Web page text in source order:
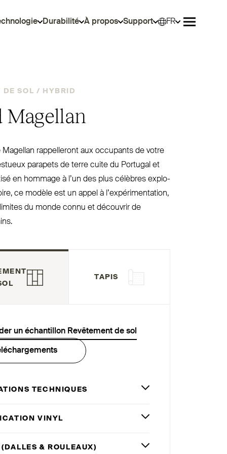
Durabilité À propos Support
FR
DE SOL / HYBRID
Magellan rap­pelleront aux occupants de votre
parapets de terre cuite du Portugal et
en hommage à l’un des plus célèbres explo­
ce modèle est un appel à l’expérimentation,
du monde connu et découvrir de
TAPIS
un échantillon Revêtement de sol
TECHNIQUES
VINYL
(DALLES& ROULEAUX)